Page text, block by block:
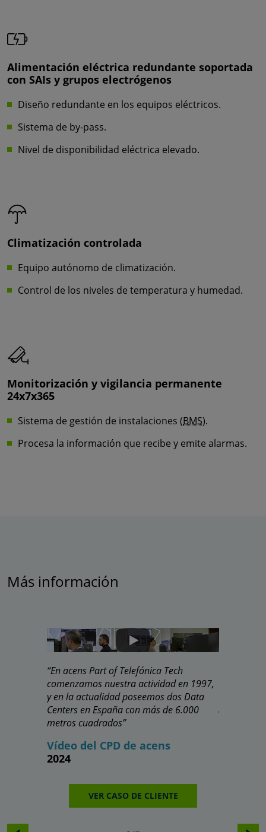
Alimentación eléctrica redundante soportada
con SAIs y grupos electrógenos
Diseño redundante en los equipos eléctricos.
Sistema de by-pass.
Nivel de disponibilidad eléctrica elevado.
Climatización controlada
Equipo autónomo de climatización.
Control de los niveles de temperatura y humedad.
Monitorización y vigilancia permanente
24x7x365
Sistema de gestión de instalaciones (BMS).
Procesa la información que recibe y emite alarmas.
Más información
“En acens Part of Telefónica Tech
comenzamos nuestra actividad en 1997,
y en la actualidad poseemos dos Data
Centers en España con más de 6.000
metros cuadrados”
Vídeo del CPD de acens
2024
VER CASO DE CLIENTE